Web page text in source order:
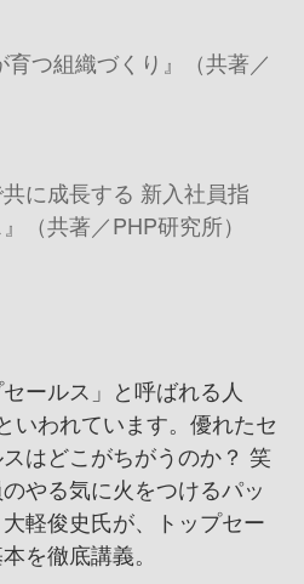
育つ組織づくり』（共著／
に成長する 新入社員指
（共著／PHP研究所）
ールス」と呼ばれる人
いわれています。優れたセ
はどこがちがうのか？ 笑
やる気に火をつけるパッ
軽俊史氏が、トップセー
を徹底講義。